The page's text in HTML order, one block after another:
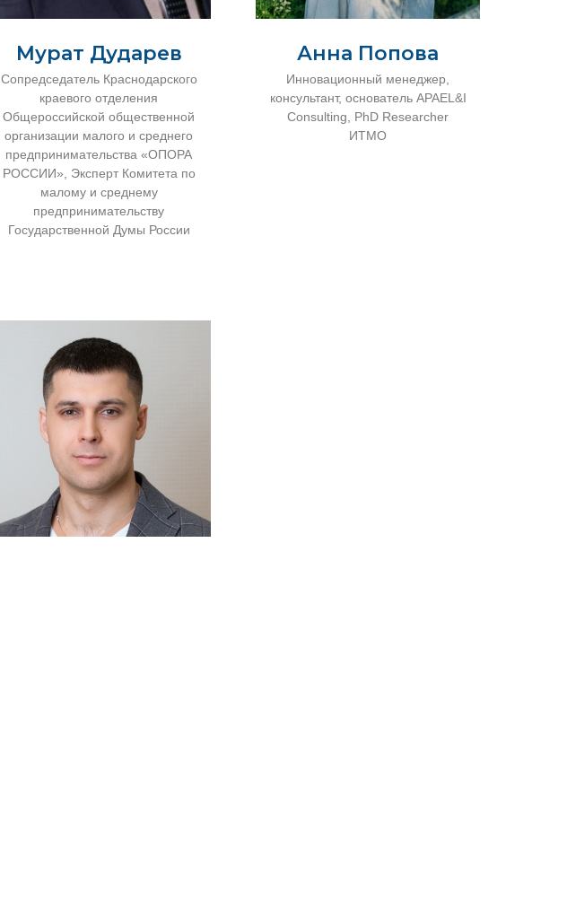
Мурат Дударев
Сопредседатель Краснодарского
краевого отделения
Общероссийской общественной
организации малого и среднего
предпринимательства «ОПОРА
РОССИИ», Эксперт Комитета по
малому и среднему
предпринимательству
Государственной Думы России
Анна Попова
Инновационный менеджер,
консультант, основатель APAEL&I
Consulting, PhD Researcher
ИТМО